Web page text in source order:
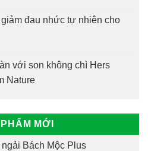
đau nhức tự nhiên cho
với son không chì Hers
Nature
MỚI
Bách Mộc Plus